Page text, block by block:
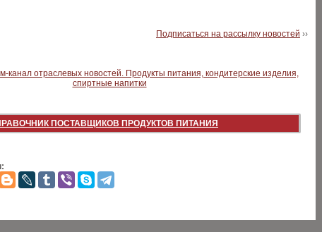
Подписаться на рассылку новостей ››
ПОСТАВЩИКОВ ПРОДУКТОВ ПИТАНИЯ